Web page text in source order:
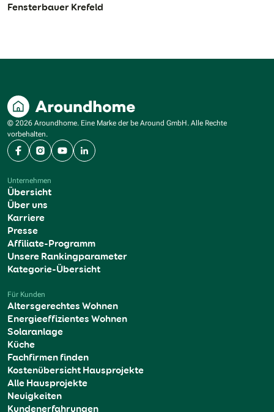
Fensterbauer Krefeld
© 2026 Aroundhome. Eine Marke der be Around GmbH. Alle Rechte
vorbehalten.
FacebookInstagram
YouTubeLinkedIn
Unternehmen
Übersicht
Über uns
Karriere
Presse
Affiliate-Programm
Unsere Rankingparameter
Kategorie-Übersicht
Für Kunden
Altersgerechtes Wohnen
Energieeffizientes Wohnen
Solaranlage
Küche
Fachfirmen finden
Kostenübersicht Hausprojekte
Alle Hausprojekte
Neuigkeiten
Kundenerfahrungen